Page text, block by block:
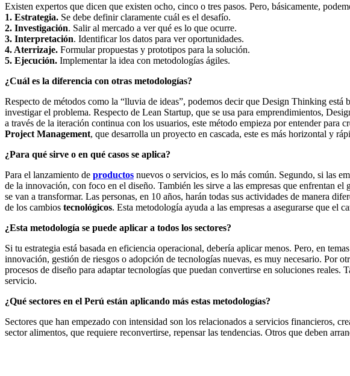
Existen expertos que dicen que existen ocho, cinco o tres pasos. Pero, básicamente,
1. Estrategia. Se debe definir claramente cuál es el desafío.
2. Investigación. Salir al mercado a ver qué es lo que ocurre.
3. Interpretación. Identificar los datos para ver oportunidades.
4. Aterrizaje. Formular propuestas y prototipos para la solución.
5. Ejecución. Implementar la idea con metodologías ágiles.
¿Cuál es la diferencia con otras metodologías?
Respecto de métodos como la “lluvia de ideas”, podemos decir que Design Thinking
investigar el problema. Respecto de Lean Startup, que se usa para emprendimientos,
a través de la iteración continua con los usuarios, este método empieza por entender para
Project Management, que desarrolla un proyecto en cascada, este es más horizontal y
¿Para qué sirve o en qué casos se aplica?
Para el lanzamiento de productos nuevos o servicios, es lo más común. Segundo, si las
de la innovación, con foco en el diseño. También les sirve a las empresas que enfrentan
se van a transformar. Las personas, en 10 años, harán todas sus actividades de manera
de los cambios tecnológicos. Esta metodología ayuda a las empresas a asegurarse que el
¿Esta metodología se puede aplicar a todos los sectores?
Si tu estrategia está basada en eficiencia operacional, debería aplicar menos. Pero, en
innovación, gestión de riesgos o adopción de tecnologías nuevas, es muy necesario. Por
procesos de diseño para adaptar tecnologías que puedan convertirse en soluciones reales.
servicio.
¿Qué sectores en el Perú están aplicando más estas metodologías?
Sectores que han empezado con intensidad son los relacionados a servicios financieros,
sector alimentos, que requiere reconvertirse, repensar las tendencias. Otros que deben